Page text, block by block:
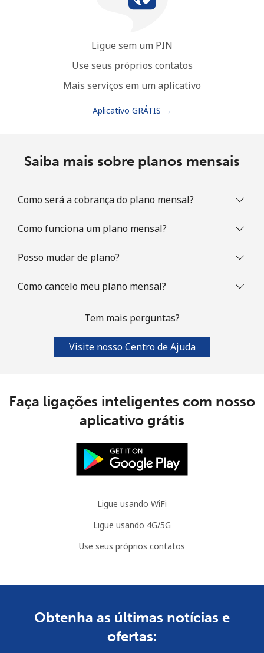
Ligue sem um PIN
Use seus próprios contatos
Mais serviços em um aplicativo
Aplicativo GRÁTIS →
Saiba mais sobre planos mensais
Como será a cobrança do plano mensal?
Como funciona um plano mensal?
Posso mudar de plano?
Como cancelo meu plano mensal?
Tem mais perguntas?
Visite nosso Centro de Ajuda
Faça ligações inteligentes com nosso
aplicativo grátis
Ligue usando WiFi
Ligue usando 4G/5G
Use seus próprios contatos
Obtenha as últimas notícias e
ofertas: